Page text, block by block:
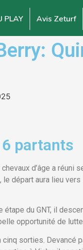
PLAY Avis Zeturf
partants
chevaux d’âge a réuni
départ aura lieu vers
étape du GNT, il
opportunité de
sorties. Devancé